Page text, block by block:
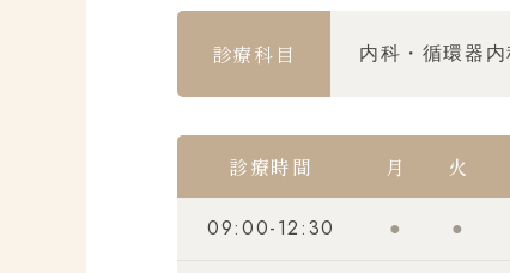
診療科目 内科・循環器
診療時間 月 火
09:00-12:30 ● ●